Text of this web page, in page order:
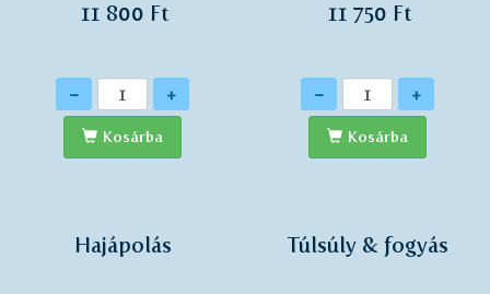
11 800 Ft
Mennyiség
- +
Kosárba
11 750 Ft
Mennyiség
- +
Kosárba
Hajápolás Túlsúly & fogyás